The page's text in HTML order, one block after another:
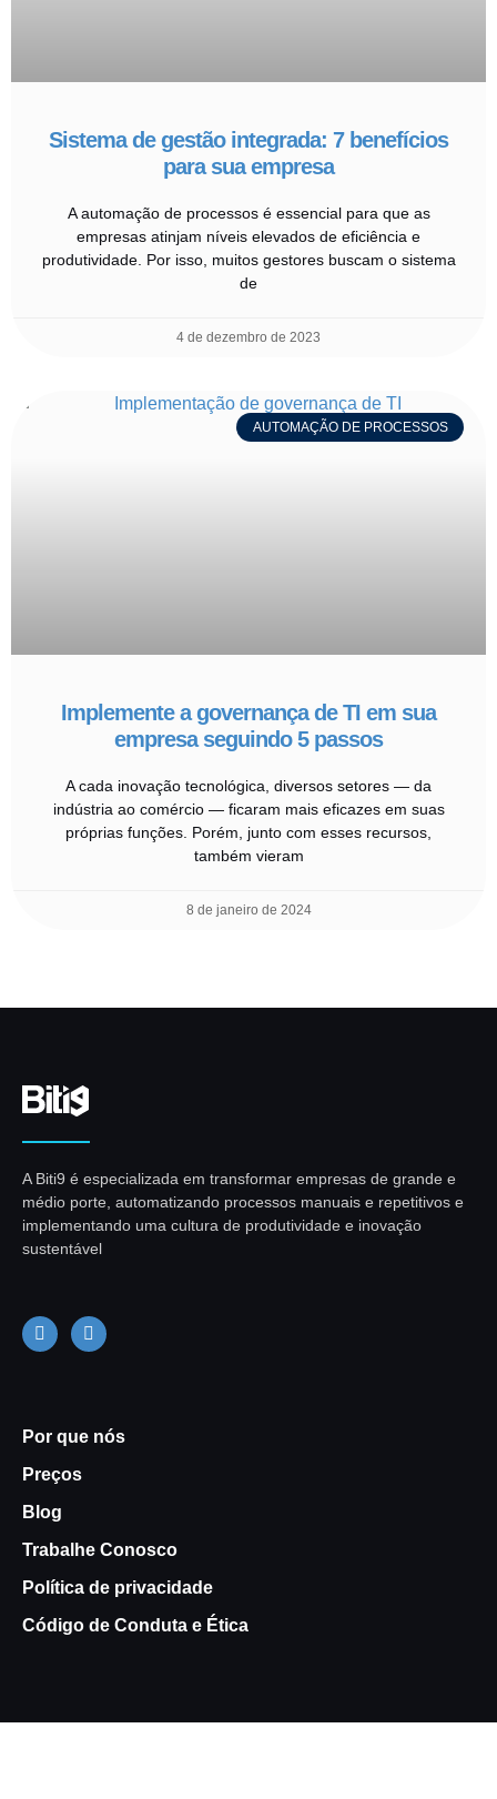
Sistema de gestão integrada: 7 benefícios
para sua empresa
A automação de processos é essencial para que as
empresas atinjam níveis elevados de eficiência e
produtividade. Por isso, muitos gestores buscam o sistema
de
4 de dezembro de 2023
AUTOMAÇÃO DE PROCESSOS
Implemente a governança de TI em sua
empresa seguindo 5 passos
A cada inovação tecnológica, diversos setores — da
indústria ao comércio — ficaram mais eficazes em suas
próprias funções. Porém, junto com esses recursos,
também vieram
8 de janeiro de 2024
A Biti9 é especializada em transformar empresas de grande e
médio porte, automatizando processos manuais e repetitivos e
implementando uma cultura de produtividade e inovação
sustentável
Por que nós
Preços
Blog
Trabalhe Conosco
Política de privacidade
Código de Conduta e Ética